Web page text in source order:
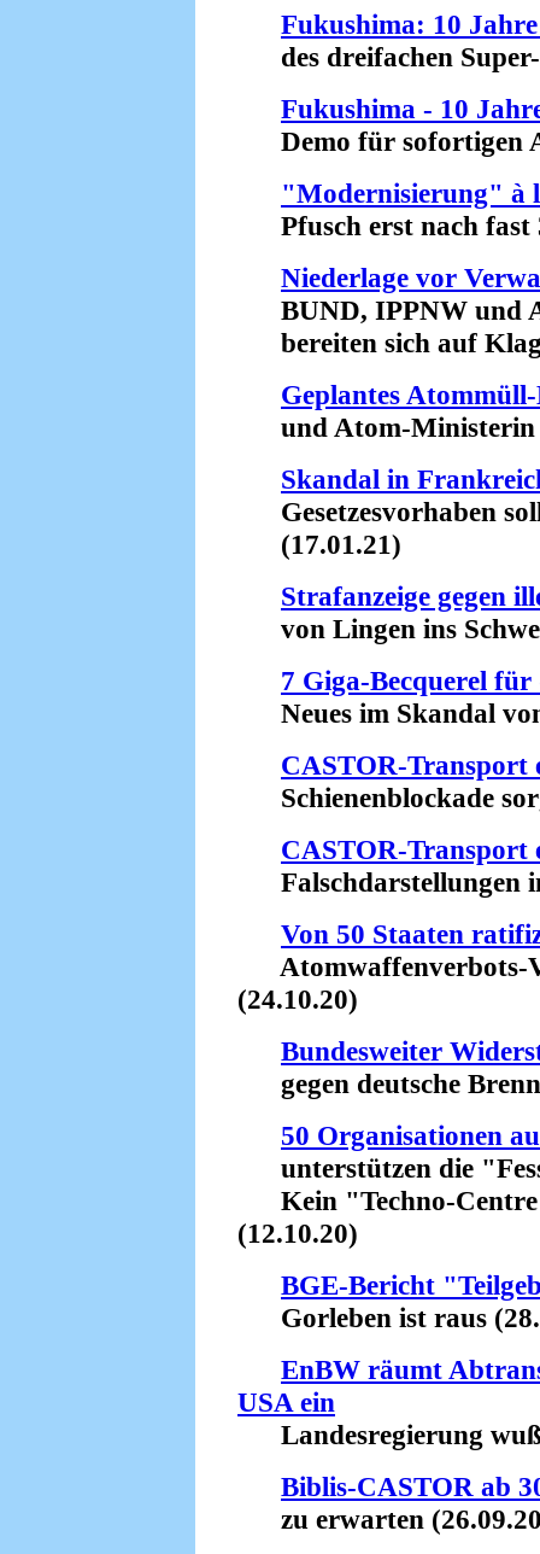
Fukushima: 10
des dreifachen
Fukushima - 10
Demo für sofortigen
"Modernisierung" à
Pfusch erst nach fast
Niederlage vor
BUND, IPPNW und
bereiten sich auf
Geplantes
und Atom-Ministerin
Skandal in
Gesetzesvorhaben
(17.01.21)
Strafanzeige gegen
von Lingen ins
7 Giga-Becquerel für
Neues im Skandal
CASTOR-Transport
Schienenblockade
CASTOR-Transport
Falschdarstellungen
Von 50 Staaten
Atomwaffenverbots-
(24.10.20)
Bundesweiter
gegen deutsche
50 Organisationen
unterstützen die
Kein "Techno-
(12.10.20)
BGE-Bericht
Gorleben ist raus
EnBW räumt
USA ein
Landesregierung
Biblis-CASTOR ab
zu erwarten